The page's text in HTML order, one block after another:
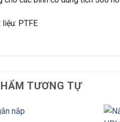
liệu: PTFE
TƯƠNG TỰ